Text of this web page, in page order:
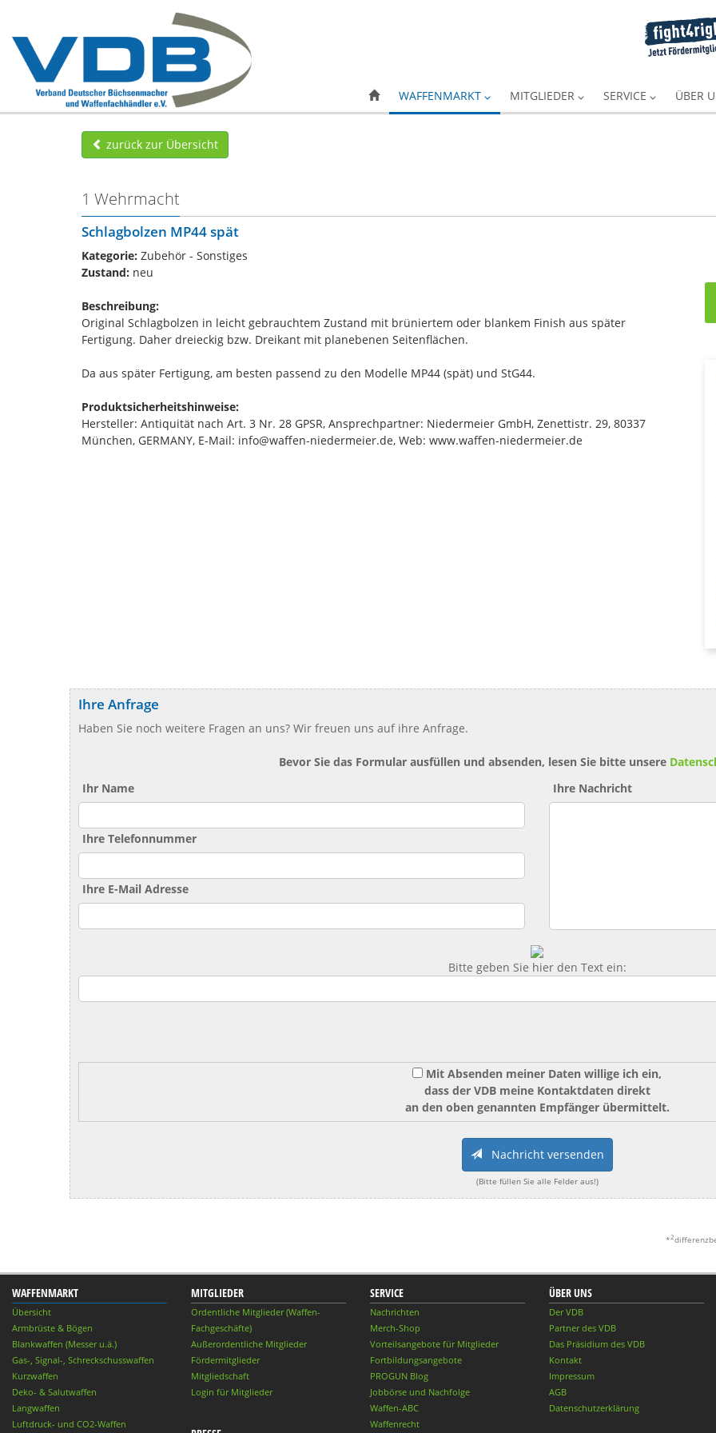
WAFFENMARKT MITGLIEDER SERVICE ÜBER
zurück zur Übersicht
1 Wehrmacht
Schlagbolzen MP44 spät
Kategorie: Zubehör - Sonstiges
Zustand: neu
Beschreibung:
Original Schlagbolzen in leicht gebrauchtem Zustand mit brüniertem oder blankem Finish aus später
Fertigung. Daher dreieckig bzw. Dreikant mit planebenen Seitenflächen.
Da aus später Fertigung, am besten passend zu den Modelle MP44 (spät) und StG44.
Produktsicherheitshinweise:
Hersteller: Antiquität nach Art. 3 Nr. 28 GPSR, Ansprechpartner: Niedermeier GmbH, Zenettistr. 29, 80337
München, GERMANY, E-Mail: info@waffen-niedermeier.de, Web: www.waffen-niedermeier.de
Ihre Anfrage
Haben Sie noch weitere Fragen an uns? Wir freuen uns auf ihre Anfrage.
Bevor Sie das Formular ausfüllen und absenden, lesen Sie bitte unsere
Ihr Name
Ihre Telefonnummer
Ihre E-Mail Adresse
Ihre Nachricht
Bitte geben Sie hier den Text ein:
Mit Absenden meiner Daten willige ich ein,
dass der VDB meine Kontaktdaten direkt
an den oben genannten Empfänger übermittelt.
Nachricht versenden
(Bitte füllen Sie alle Felder aus!)
*2
WAFFENMARKT
Übersicht
Armbrüste & Bögen
Blankwaffen (Messer u.ä.)
Gas-, Signal-, Schreckschusswaffen
Kurzwaffen
Deko- & Salutwaffen
Langwaffen
Luftdruck- und CO2-Waffen
MITGLIEDER
Ordentliche Mitglieder (Waffen-
Fachgeschäfte)
Außerordentliche Mitglieder
Fördermitglieder
Mitgliedschaft
Login für Mitglieder
SERVICE
Nachrichten
Merch-Shop
Vorteilsangebote für Mitglieder
Fortbildungsangebote
PROGUN Blog
Jobbörse und Nachfolge
Waffen-ABC
Waffenrecht
ÜBER UNS
Der VDB
Partner des VDB
Das Präsidium des VDB
Kontakt
Impressum
AGB
Datenschutzerklärung